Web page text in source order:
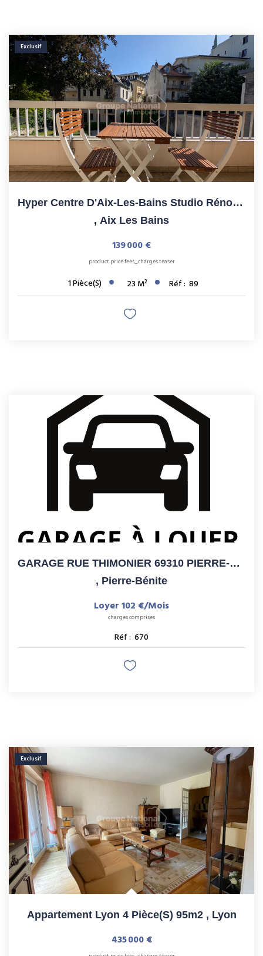
Exclusif
Hyper Centre D'Aix-Les-Bains Studio Rénové Avec Balcon Et...
, Aix Les Bains
139 000 €
product.price.fees_charges.teaser
1Pièce(s) 23 M² Réf : 89
GARAGE RUE THIMONIER 69310 PIERRE-BENITE
, Pierre-Bénite
Loyer 102 €/mois
charges comprises
Réf : 670
Exclusif
Appartement Lyon 4 Pièce(s) 95m2 , Lyon
435 000 €